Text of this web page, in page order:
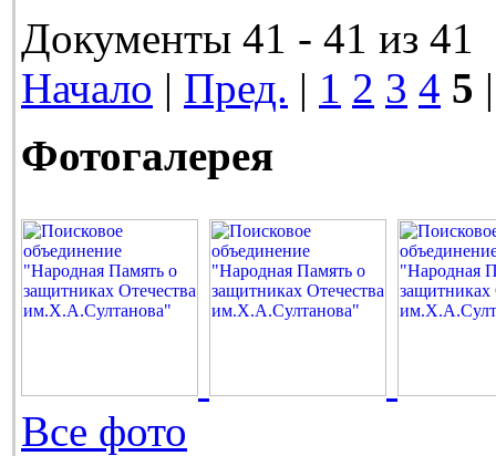
Документы 41 - 41 из 41
Начало | Пред. | 1 2 3 4 5
Фотогалерея
Все фото